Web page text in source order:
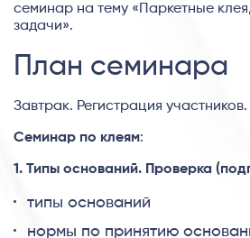
семинар на тему «Паркетные
задачи».
План семинара
Завтрак. Регистрация участников.
Семинар по клеям:
1. Типы оснований. Проверка
типы оснований
нормы по принятию